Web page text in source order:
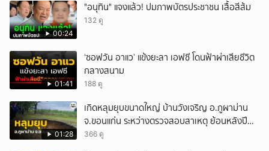
00:24
"อนุทิน" แจงแล้ว! ปมภาพบัตรประชาชน เสื้อสีส้ม
132 ดู
01:41
‘ซอฟวัน อาแว’ แข้งยะลา เอฟซี โดนฟ้าผ่าเสียชีวิต
กลางสนาม
188 ดู
01:28
เกิดหลุมยุบขนาดใหญ่ บ้านวังเจริญ อ.ภูผาม่าน
จ.ขอนแก่น ระหว่างตรวจสอบสาเหตุ ย้อนหลังปี
2568 พบเคยพบหลุมยุบมาแล้วครั้งหนึ่ง
366 ดู